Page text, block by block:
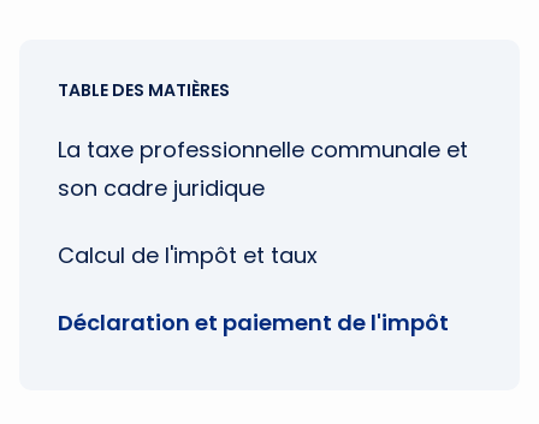
TABLE DES MATIÈRES
La taxe professionnelle communale et
son cadre juridique
Calcul de l'impôt et taux
Déclaration et paiement de l'impôt